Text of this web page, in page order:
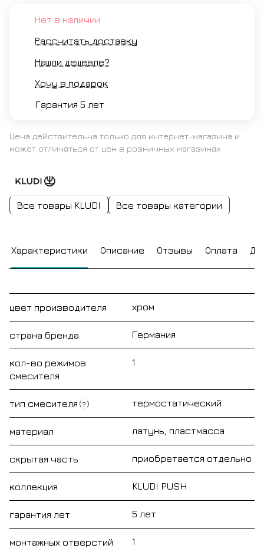
Нет в наличии
Рассчитать доставку
Нашли дешевле?
Хочу в подарок
Гарантия 5 лет
Цена действительна только для интернет-магазина и
может отличаться от цен в розничных магазинах
Все товары KLUDI Все товары категории
Характеристики Описание Отзывы Оплата
цвет производителя хром
страна бренда Германия
кол-во режимов
смесителя
1
тип смесителя ? термостатический
материал латунь, пластмасса
скрытая часть приобретается отдельно
коллекция KLUDI PUSH
гарантия лет 5 лет
монтажных отверстий 1